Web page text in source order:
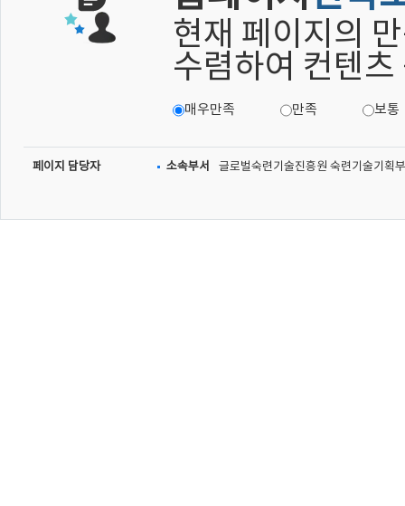
현재 페이지의
수렴하여 컨텐
매우만족 만족 보통
페이지 담당자 소속부서 글로벌숙련기술진흥원 숙련기술기획부